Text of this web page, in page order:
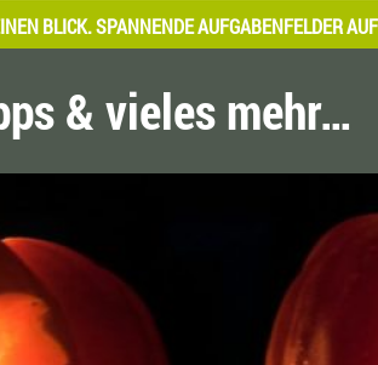
SPANNENDE AUFGABENFELDER AUF ALLEN
& vieles mehr…